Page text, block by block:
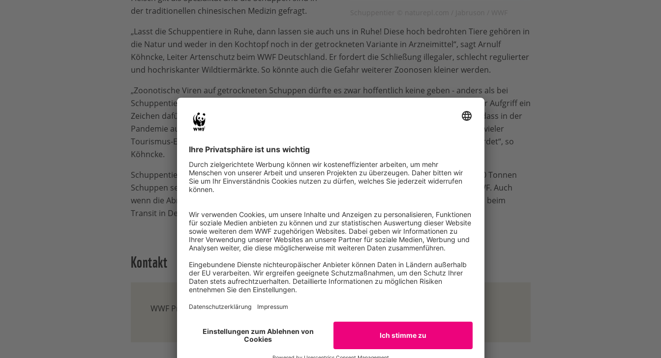
der traditionellen chinesischen Medizin gefragt.
„Lasst die Schuppentiere in Ruhe, dann lassen sie auch uns in Ruhe! Diese hoch bedrohten Tiere gehören in
die Natur und weder in den Kochtopf noch in der getrockneten Variante in Arzneimittel“, sagt Arnulf
Köhncke, Leiter Artenschutz beim WWF Deutschland. Er fordert die Schließung illegaler, schlecht regulierter
und hochriskanter Wildtiermärkte. So könnte auch die Gefahr weiterer Zoonosen kleiner werden.
„Zoonotische Viren auf getrockneten Schuppen dürfte es zwar hoffentlich keine geben - anders als bei
Schuppentieren, die auf einem Markt für den Kochtopf geschlachtet werden. Trotzdem ist dieser Aufgriff ein
Zeichen dafür, dass der illegale Wildtierhandel weiterhin boomt. Trotz der Krise. Dazu kommt, dass in der
Pandemie auch die Arbeit gegen Wilderei erschwert wird, unter anderem weil das Wegbrechen vieler
Tourismus-Einnahmen in den Schutzgebieten die Arbeitsplätze von Gemeindewildhütern gefährdet“, so
Köhncke.
Schuppentiere sind laut WWF-Angaben die meistgeschmuggelten Säugetiere der Erde. Über 130 Tonnen
Schuppen seien weltweit in den vergangenen beiden Jahren beschlagnahmt worden, so der WWF. Auch
wenn die Abnehmer vor allem in Asien und Afrika zu finden seien, fliege der illegale Handel auch beim
Transit in Deutschland auf.
Kontakt
WWF Presse-Team